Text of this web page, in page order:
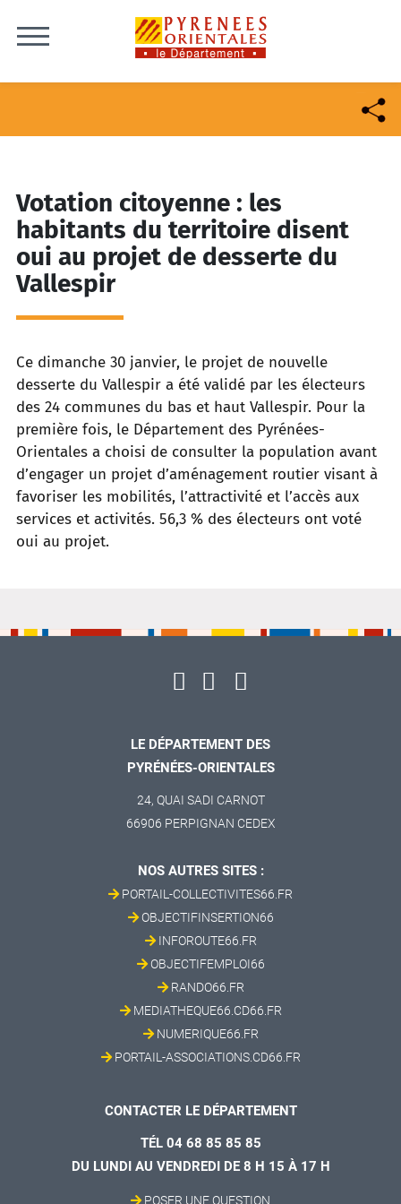
Votation citoyenne : les
habitants du territoire disent
oui au projet de desserte du
Vallespir
Ce dimanche 30 janvier, le projet de nouvelle
desserte du Vallespir a été validé par les électeurs
des 24 communes du bas et haut Vallespir. Pour la
première fois, le Département des Pyrénées-
Orientales a choisi de consulter la population avant
d’engager un projet d’aménagement routier visant à
favoriser les mobilités, l’attractivité et l’accès aux
services et activités. 56,3 % des électeurs ont voté
oui au projet.
LE DÉPARTEMENT DES
PYRÉNÉES-ORIENTALES
24, QUAI SADI CARNOT
66906 PERPIGNAN CEDEX
NOS AUTRES SITES :
PORTAIL-COLLECTIVITES66.FR
OBJECTIFINSERTION66
INFOROUTE66.FR
OBJECTIFEMPLOI66
RANDO66.FR
MEDIATHEQUE66.CD66.FR
NUMERIQUE66.FR
PORTAIL-ASSOCIATIONS.CD66.FR
CONTACTER LE DÉPARTEMENT
TÉL 04 68 85 85 85
DU LUNDI AU VENDREDI DE 8 H 15 À 17 H
POSER UNE QUESTION